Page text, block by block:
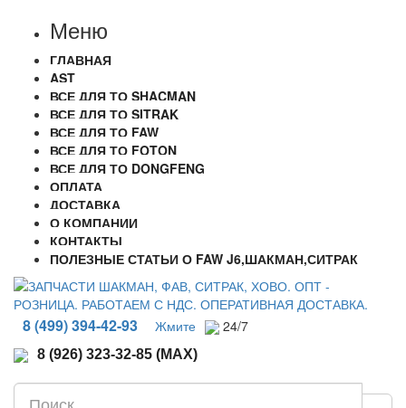
Меню
ГЛАВНАЯ
AST
ВСЕ ДЛЯ ТО SHACMAN
ВСЕ ДЛЯ ТО SITRAK
ВСЕ ДЛЯ ТО FAW
ВСЕ ДЛЯ ТО FOTON
ВСЕ ДЛЯ ТО DONGFENG
ОПЛАТА
ДОСТАВКА
О КОМПАНИИ
КОНТАКТЫ
ПОЛЕЗНЫЕ СТАТЬИ О FAW J6,ШАКМАН,СИТРАК
8 (499) 394-42-93 Жмите 24/7
8 (926) 323-32-85 (MAX)